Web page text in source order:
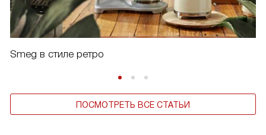
Smeg в стиле ретро
ПОСМОТРЕТЬ ВСЕ СТАТЬИ